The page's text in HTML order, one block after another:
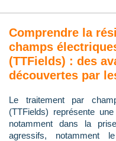
Comprendre la
champs
(TTFields) : des
découvertes par
Le traitement par
(TTFields) représente
notamment dans la
agressifs, notamment